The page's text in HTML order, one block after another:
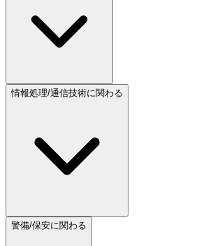
情報処理/通信技術に関わる
警備/保安に関わる